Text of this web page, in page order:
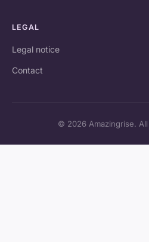
LEGAL
Legal notice
Contact
© 2026 Amazingrise.